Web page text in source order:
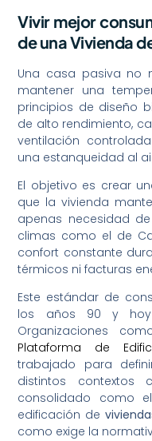
Vivir mejor
de una Vivienda
Una casa pasiva no
mantener una
principios de diseño
de alto rendimiento,
ventilación
una estanqueidad al
El objetivo es crear
que la vivienda
apenas necesidad
climas como el de
confort constante
térmicos ni facturas
Este estándar de
los años 90 y hoy
Organizaciones
Plataforma de
trabajado para
distintos contextos
consolidado como
edificación de
como exige la